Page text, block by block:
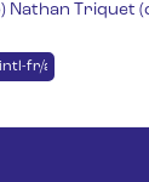
Nathan Triquet
fr/artist/